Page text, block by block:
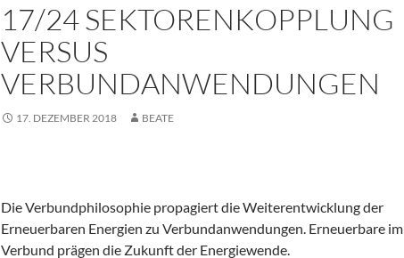
17/24 SEKTORENKOPPLUNG
VERSUS
VERBUNDANWENDUNGEN
17. DEZEMBER 2018 BEATE
Die Verbundphilosophie propagiert die Weiterentwicklung der
Erneuerbaren Energien zu Verbundanwendungen. Erneuerbare im
Verbund prägen die Zukunft der Energiewende.